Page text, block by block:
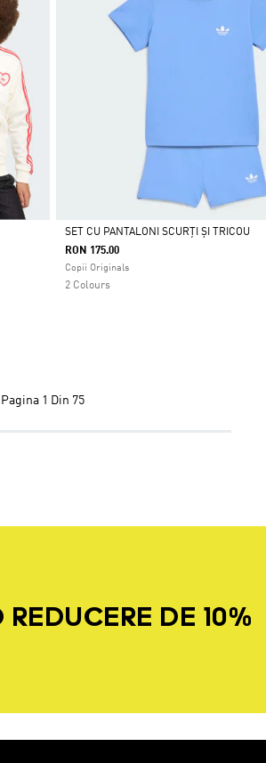
Da
SET CU PANTALONI SCURȚI ȘI TRICOU
RON 175.00
Copii Originals
2 Colours
Pagina 1 Din 75
DE 10%